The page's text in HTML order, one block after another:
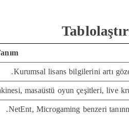
Kurumsal lisans bilgilerini artı
masaüstü oyun çeşitleri, live
NetEnt, Microgaming benzeri